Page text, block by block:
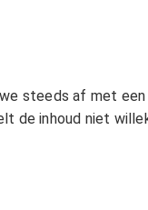
steeds af met
de inhoud niet